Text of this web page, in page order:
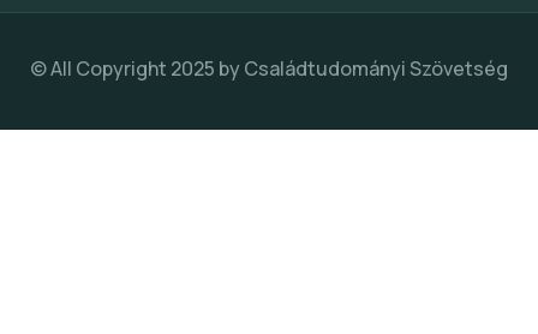
© All Copyright 2025 byCsaládtudományi Szövetség